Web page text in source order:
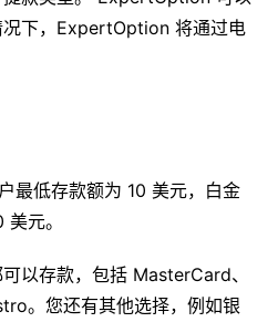
下，ExpertOption 将通过电
最低存款额为 10 美元，白金
元。
以存款，包括 MasterCard、
。您还有其他选择，例如银